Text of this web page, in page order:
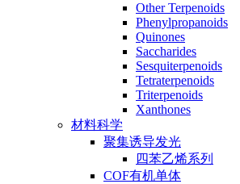
Other Terpenoids
Phenylpropanoids
Quinones
Saccharides
Sesquiterpenoids
Tetraterpenoids
Triterpenoids
Xanthones
材料科学
聚集诱导发光
四苯乙烯系列
COF有机单体